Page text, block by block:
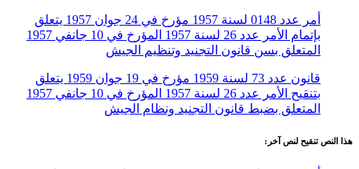
أمر عدد 0148 لسنة 1957 مؤرخ في 24 جوان 1957 يتعلق
بإتمام الأمر عدد 26 لسنة 1957 المؤرخ في 10 جانفي 1957
المتعلق بسن قانون التجنيد وتنظيم الجيش
قانون عدد 73 لسنة 1959 مؤرخ في 19 جوان 1959 يتعلق
بتنقيح الأمر عدد 26 لسنة 1957 المؤرخ في 10 جانفي 1957
المتعلق بضبط قانون التجنيد ونظام الجيش
هذا النص تنقيح لنص آخر: